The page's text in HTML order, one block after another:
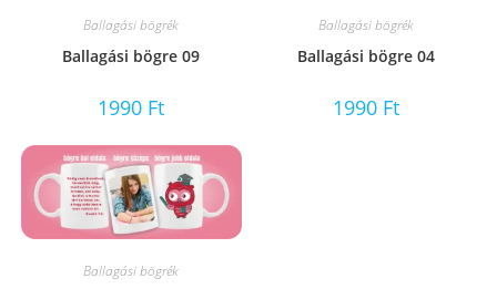
Ballagási bögrék
Ballagási bögre 09
1990 Ft
Ballagási bögrék
Ballagási bögre 04
1990 Ft
Ballagási bögrék